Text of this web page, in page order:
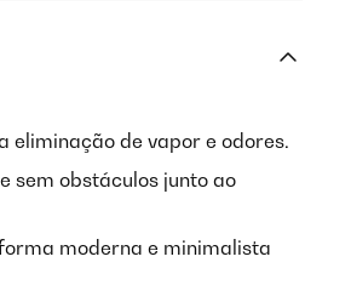
eliminação de vapor e odores.
sem obstáculos junto ao
moderna e minimalista